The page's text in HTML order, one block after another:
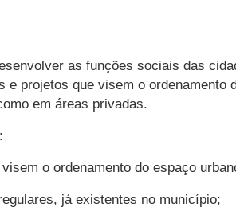
as funções sociais das
projetos que visem o ordenamento
em áreas privadas.
o ordenamento do espaço
já existentes no município;